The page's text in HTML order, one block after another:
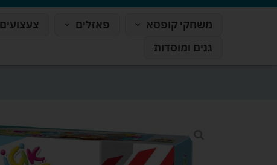
משחקי קופסא פאזלים צעצועים
גנים ומוסדות